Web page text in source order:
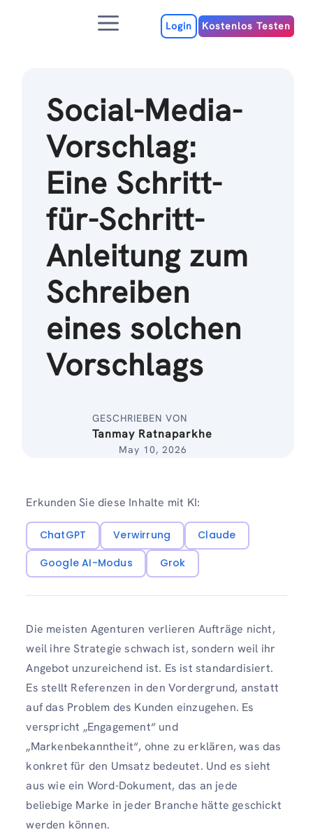
MenuLogin Kostenlos Testen
Social-Media-
Vorschlag:
Eine Schritt-
für-Schritt-
Anleitung zum
Schreiben
eines solchen
Vorschlags
GESCHRIEBEN VON
Tanmay Ratnaparkhe
May 10, 2026
Erkunden Sie diese Inhalte mit KI:
ChatGPT Verwirrung
Claude
Google AI-Modus
Grok
Die meisten Agenturen verlieren Aufträge nicht,
weil ihre Strategie schwach ist, sondern weil ihr
Angebot unzureichend ist. Es ist standardisiert.
Es stellt Referenzen in den Vordergrund, anstatt
auf das Problem des Kunden einzugehen. Es
verspricht „Engagement“ und
„Markenbekanntheit“, ohne zu erklären, was das
konkret für den Umsatz bedeutet. Und es sieht
aus wie ein Word-Dokument, das an jede
beliebige Marke in jeder Branche hätte geschickt
werden können.